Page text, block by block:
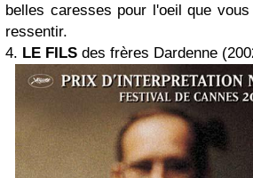
belles caresses pour l'oeil que
ressentir.
4. LE FILS des frères Dardenne